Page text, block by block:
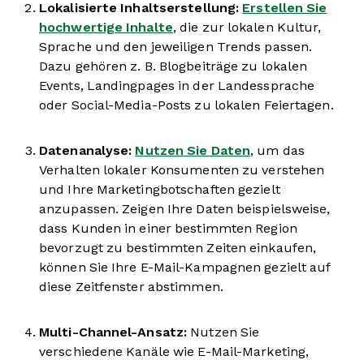
Lokalisierte Inhaltserstellung: Erstellen Sie
hochwertige Inhalte, die zur lokalen Kultur,
Sprache und den jeweiligen Trends passen.
Dazu gehören z. B. Blogbeiträge zu lokalen
Events, Landingpages in der Landessprache
oder Social-Media-Posts zu lokalen Feiertagen.
Datenanalyse: Nutzen Sie Daten, um das
Verhalten lokaler Konsumenten zu verstehen
und Ihre Marketingbotschaften gezielt
anzupassen. Zeigen Ihre Daten beispielsweise,
dass Kunden in einer bestimmten Region
bevorzugt zu bestimmten Zeiten einkaufen,
können Sie Ihre E-Mail-Kampagnen gezielt auf
diese Zeitfenster abstimmen.
Multi-Channel-Ansatz: Nutzen Sie
verschiedene Kanäle wie E-Mail-Marketing,